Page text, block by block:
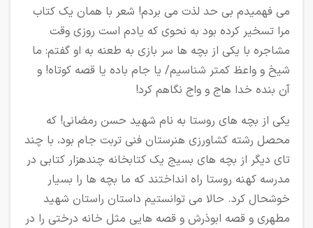
می فهمیدم بی حد لذت می بردم! شعر با همان یک کتاب
مرا تسخیر کرده بود به نحوی که یادم است روزی وقت
مشاجره با یکی از بچه ها سر بازی به طعنه به او گفتم: ما
شیخ و واعظ کمتر شناسیم/ یا جام باده یا قصه کوتاه! و
آن بنده خدا هاج و واج نگاهم کرد!
یکی از بچه های روستا به نام شهید حسن رمضانی! که
محصل رشته کشاورزی هنرستان فنی تربت جام بود، با چند
تای دیگر از بچه های بسیج یک کتابخانه چندهزار کتابی در
مدرسه کهنه روستا راه انداختند که ما بچه ها را بسیار
خوشحال کرد. حالا می توانستیم داستان راستان شهید
مطهری و قصه ابوذرش و قصه هایی مثل خانه درختی را در